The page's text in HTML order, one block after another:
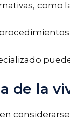
de la